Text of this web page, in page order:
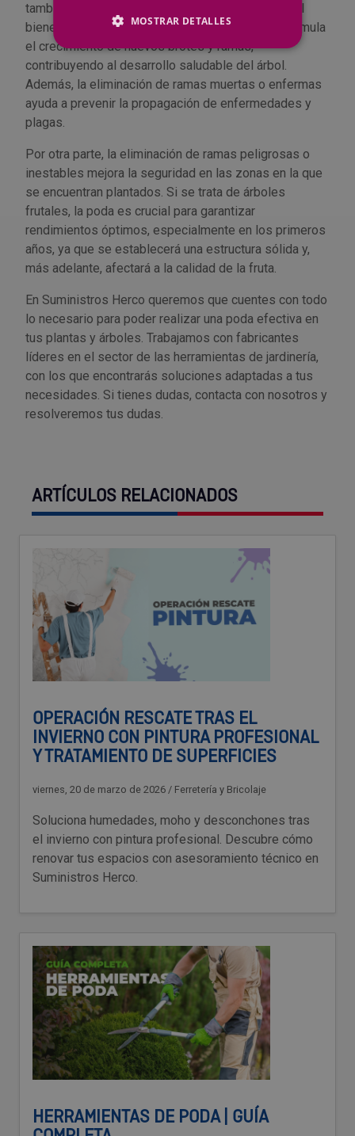
también ofrece varios beneficios para la salud y el
bienestar de las plantas. Uno de ellos es que estimula
el crecimiento de nuevos brotes y ramas,
contribuyendo al desarrollo saludable del árbol.
Además, la eliminación de ramas muertas o enfermas
ayuda a prevenir la propagación de enfermedades y
plagas.
Por otra parte, la eliminación de ramas peligrosas o
inestables mejora la seguridad en las zonas en la que
se encuentran plantados. Si se trata de árboles
frutales, la poda es crucial para garantizar
rendimientos óptimos, especialmente en los primeros
años, ya que se establecerá una estructura sólida y,
más adelante, afectará a la calidad de la fruta.
En Suministros Herco queremos que cuentes con todo
lo necesario para poder realizar una poda efectiva en
tus plantas y árboles. Trabajamos con fabricantes
líderes en el sector de las herramientas de jardinería,
con los que encontrarás soluciones adaptadas a tus
necesidades. Si tienes dudas, contacta con nosotros y
resolveremos tus dudas.
ARTÍCULOS RELACIONADOS
OPERACIÓN RESCATE TRAS EL
INVIERNO CON PINTURA PROFESIONAL
Y TRATAMIENTO DE SUPERFICIES
viernes, 20 de marzo de 2026 / Ferretería y Bricolaje
Soluciona humedades, moho y desconchones tras
el invierno con pintura profesional. Descubre cómo
renovar tus espacios con asesoramiento técnico en
Suministros Herco.
HERRAMIENTAS DE PODA | GUÍA
MOSTRAR DETALLES